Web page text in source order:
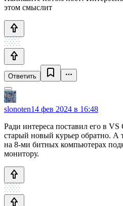
этом смыслит
Ответить
slonoten14 фев 2024 в 16:48
Ради интереса поставил его в VS
старый новый курьер обратно.
на 8-ми битных компьютерах
монитору.